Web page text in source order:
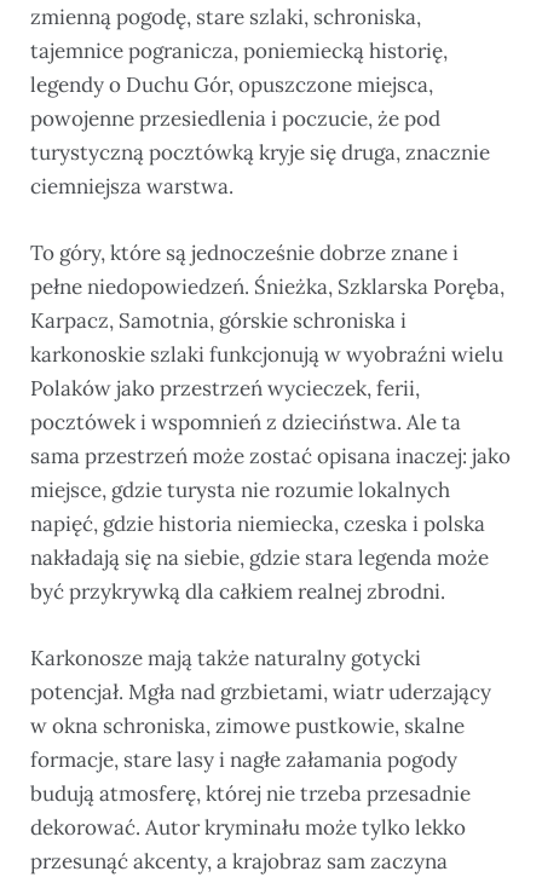
zmienną pogodę, stare szlaki, schroniska,
tajemnice pogranicza, poniemiecką historię,
legendy o Duchu Gór, opuszczone miejsca,
powojenne przesiedlenia i poczucie, że pod
turystyczną pocztówką kryje się druga, znacznie
ciemniejsza warstwa.
To góry, które są jednocześnie dobrze znane i
pełne niedopowiedzeń. Śnieżka, Szklarska Poręba,
Karpacz, Samotnia, górskie schroniska i
karkonoskie szlaki funkcjonują w wyobraźni wielu
Polaków jako przestrzeń wycieczek, ferii,
pocztówek i wspomnień z dzieciństwa. Ale ta
sama przestrzeń może zostać opisana inaczej: jako
miejsce, gdzie turysta nie rozumie lokalnych
napięć, gdzie historia niemiecka, czeska i polska
nakładają się na siebie, gdzie stara legenda może
być przykrywką dla całkiem realnej zbrodni.
Karkonosze mają także naturalny gotycki
potencjał. Mgła nad grzbietami, wiatr uderzający
w okna schroniska, zimowe pustkowie, skalne
formacje, stare lasy i nagłe załamania pogody
budują atmosferę, której nie trzeba przesadnie
dekorować. Autor kryminału może tylko lekko
przesunąć akcenty, a krajobraz sam zaczyna